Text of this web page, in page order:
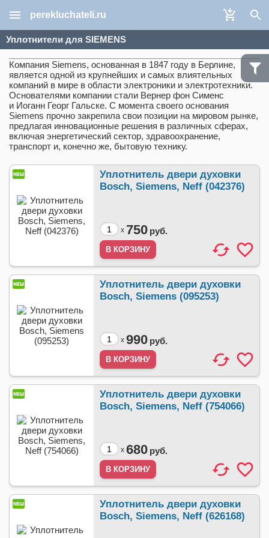
perekluchateli.ru
Уплотнители для SIEMENS
Компания Siemens, основанная в 1847 году в Берлине,
является одной из крупнейших и самых влиятельных
компаний в мире в области электроники и электротехники.
Основателями компании стали Вернер фон Сименс
и Иоганн Георг Гальске. С момента своего основания
Siemens прочно закрепила свои позиции на мировом рынке,
предлагая инновационные решения в различных сферах,
включая энергетический сектор, здравоохранение,
транспорт и, конечно же, бытовую технику.
Уплотнитель двери духовки
Bosch, Siemens, Neff (042376)
x 750 руб.
Уплотнитель двери духовки
Bosch, Siemens (095253)
x 990 руб.
Уплотнитель двери духовки
Bosch, Siemens, Neff (754066)
x 680 руб.
Уплотнитель двери духовки
Bosch, Siemens, Neff (626168)